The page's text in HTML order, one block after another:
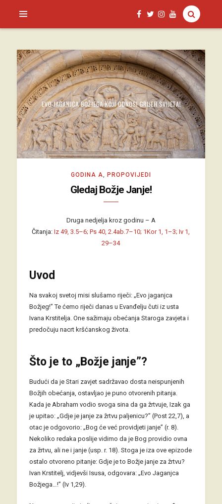
SAGUD.XYZ
GODINA A PROPOVIJEDI
Gledaj Božje Janje!
Druga nedjelja kroz godinu – A
Čitanja:Iz 49, 3.5–6; Ps 40, 2.4ab.7–10; 1Kor 1, 1–3; Iv 1,
29–34
Uvod
Na svakoj svetoj misi slušamo riječi: „Evo jaganjca
Božjeg!” Te ćemo riječi danas u Evanđelju čuti iz usta
Ivana Krstitelja. One sažimaju obećanja Staroga zavjeta i
predočuju nacrt kršćanskog života.
Što je to „Božje janje”?
Budući da je Stari zavjet sadržavao dosta neispunjenih
Božjih obećanja, ostavljao je puno otvorenih pitanja.
Kada je Abraham vodio svoga sina da ga žrtvuje, Izak ga
je upitao: „Gdje je janje za žrtvu paljenicu?” (Post 22,7), a
otac je odgovorio: „Bog će već providjeti janje” (r. 8).
Nekoliko redaka poslije vidimo da je Bog providio ovna
za žrtvu, ali ne i janje (usp. r. 18). Stoga je iza ove epizode
ostalo otvoreno pitanje: Gdje je to Božje janje za žrtvu?
Ivan Krstitelj, vidjevši Isusa, odgovara: „Evo Jaganjca
Božjega…!” (Iv 1,29).